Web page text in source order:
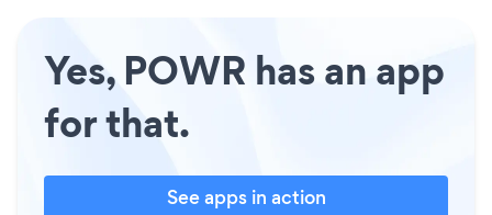
Yes, POWR has an app
for that.
See apps in action